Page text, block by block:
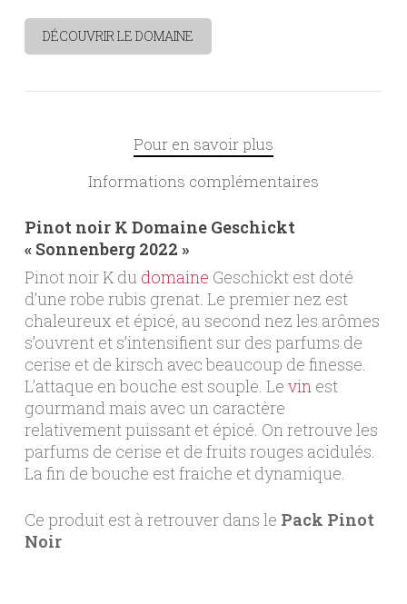
DÉCOUVRIR LE DOMAINE
Pour en savoir plus
Informations complémentaires
Pinot noir K Domaine Geschickt
« Sonnenberg 2022 »
Pinot noir K du domaine Geschickt est doté
d’une robe rubis grenat. Le premier nez est
chaleureux et épicé, au second nez les arômes
s’ouvrent et s’intensifient sur des parfums de
cerise et de kirsch avec beaucoup de finesse.
L’attaque en bouche est souple. Le vinest
gourmand mais avec un caractère
relativement puissant et épicé. On retrouve les
parfums de cerise et de fruits rouges acidulés.
La fin de bouche est fraiche et dynamique.
Ce produit est à retrouver dans le Pack Pinot
Noir